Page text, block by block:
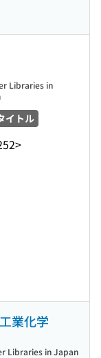
イトル
Libraries in
業化学
Libraries in Japan